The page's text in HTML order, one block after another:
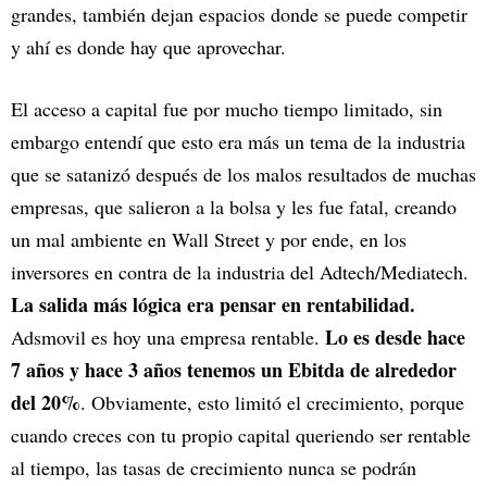
grandes, también dejan espacios donde se puede competir
y ahí es donde hay que aprovechar.
El acceso a capital fue por mucho tiempo limitado, sin
embargo entendí que esto era más un tema de la industria
que se satanizó después de los malos resultados de muchas
empresas, que salieron a la bolsa y les fue fatal, creando
un mal ambiente en Wall Street y por ende, en los
inversores en contra de la industria del Adtech/Mediatech.
La salida más lógica era pensar en rentabilidad.
Adsmovil es hoy una empresa rentable. Lo es desde hace
7 años y hace 3 años tenemos un Ebitda de alrededor
del 20%. Obviamente, esto limitó el crecimiento, porque
cuando creces con tu propio capital queriendo ser rentable
al tiempo, las tasas de crecimiento nunca se podrán